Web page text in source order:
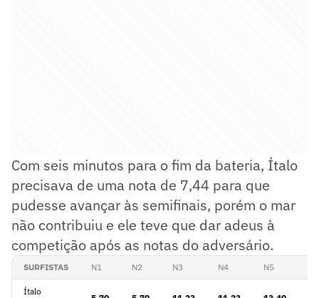
Com seis minutos para o fim da bateria, Ítalo
precisava de uma nota de 7,44 para que
pudesse avançar às semifinais, porém o mar
não contribuiu e ele teve que dar adeus à
competição após as notas do adversário.
SURFISTAS N1 N2 N3 N4 N5
Ítalo